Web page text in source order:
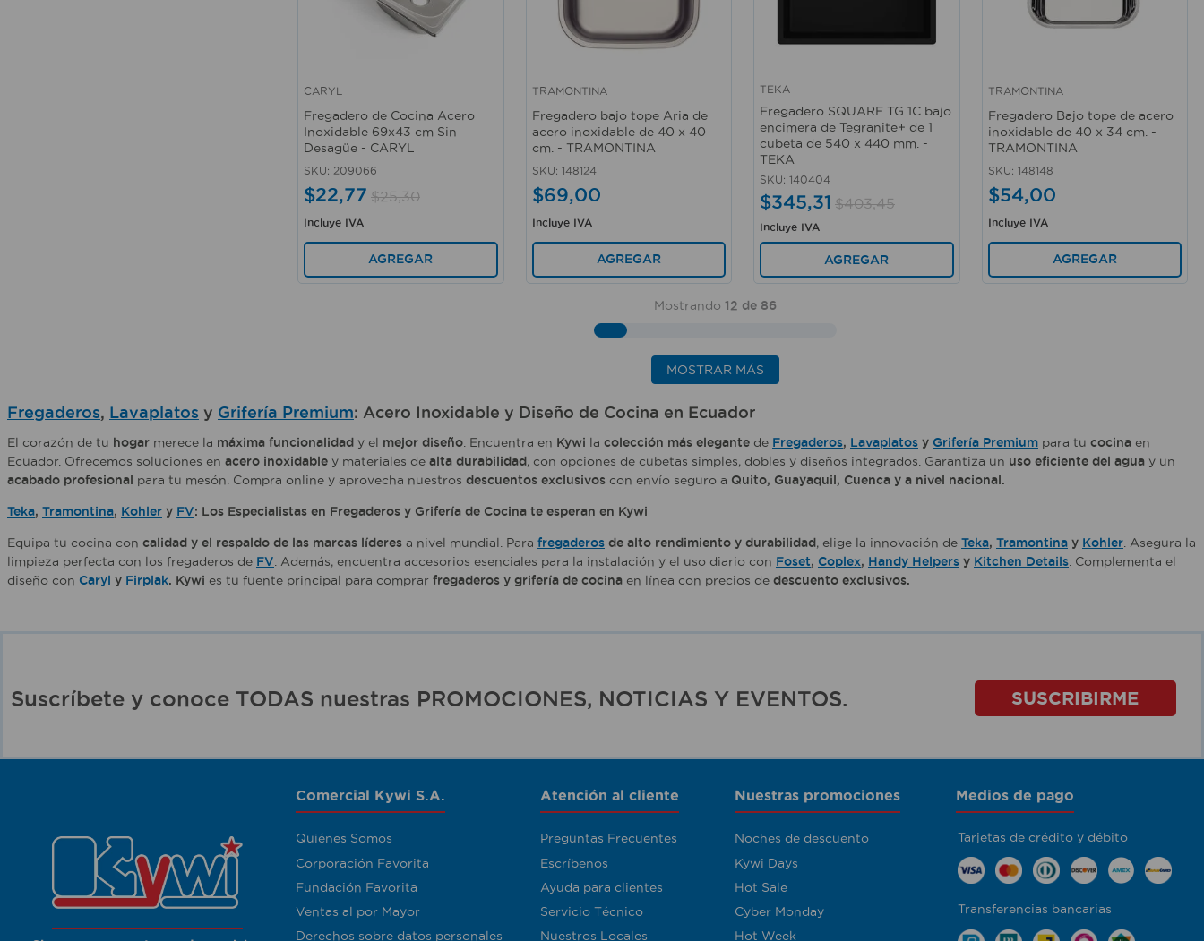
CARYL
Fregadero de Cocina Acero
Inoxidable 69x43 cm Sin
Desagüe - CARYL
SKU: 209066
$22,77 $25,30
Incluye IVA
AGREGAR
TRAMONTINA
Fregadero bajo tope Aria de
acero inoxidable de 40 x 40
cm. - TRAMONTINA
SKU: 148124
$69,00
Incluye IVA
AGREGAR
TEKA
Fregadero SQUARE TG 1C bajo
encimera de Tegranite+ de 1
cubeta de 540 x 440 mm. -
TEKA
SKU: 140404
$345,31 $403,45
Incluye IVA
AGREGAR
TRAMONTINA
Fregadero Bajo tope de acero
inoxidable de 40 x 34 cm. -
TRAMONTINA
SKU: 148148
$54,00
Incluye IVA
AGREGAR
Mostrando 12 de 86
MOSTRAR MÁS
Fregaderos, Lavaplatos y Grifería Premium: Acero Inoxidable y Diseño de Cocina en Ecuador
El corazón de tu hogar merece la máxima funcionalidad y el mejor diseño . Encuentra en Kywi la colección más elegante de Fregaderos, Lavaplatos y Grifería Premium para tu cocina en
Ecuador. Ofrecemos soluciones en acero inoxidable y materiales de alta durabilidad, con opciones de cubetas simples, dobles y diseños integrados. Garantiza un uso eficiente del agua y un
acabado profesional para tu mesón. Compra online y aprovecha nuestros descuentos exclusivos con envío seguro a Quito, Guayaquil, Cuenca y a nivel nacional.
Teka, Tramontina, Kohler y FV: Los Especialistas en Fregaderos y Grifería de Cocina te esperan en Kywi
Equipa tu cocina con calidad y el respaldo de las marcas líderes a nivel mundial. Para fregaderos de alto rendimiento y durabilidad, elige la innovación de Teka, Tramontina y Kohler . Asegura la
limpieza perfecta con los fregaderos de FV . Además, encuentra accesorios esenciales para la instalación y el uso diario con Foset, Coplex, Handy Helpers y Kitchen Details . Complementa el
diseño con Caryl y Firplak. Kywi es tu fuente principal para comprar fregaderos y grifería de cocina en línea con precios de descuento exclusivos.
Suscríbete y conoce TODAS nuestras PROMOCIONES, NOTICIAS Y EVENTOS. SUSCRIBIRME
Comercial Kywi S.A.
Quiénes Somos
Corporación Favorita
Fundación Favorita
Ventas al por Mayor
Derechos sobre datos personales
Atención al cliente
Preguntas Frecuentes
Escríbenos
Ayuda para clientes
Servicio Técnico
Nuestros Locales
Nuestras promociones
Noches de descuento
Kywi Days
Hot Sale
Cyber Monday
Hot Week
Medios de pago
Tarjetas de crédito y débito
Transferencias bancarias